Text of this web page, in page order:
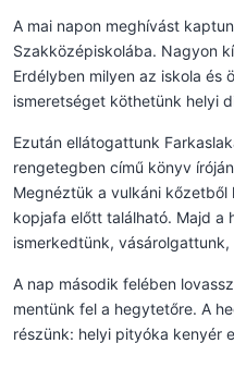
A mai napon meghívást
Szakközépiskolába. Nagyon
Erdélyben milyen az iskola és
ismeretséget köthetünk helyi
Ezután ellátogattunk
rengetegben című könyv
Megnéztük a vulkáni
kopjafa előtt található. Majd a
ismerkedtünk,
A nap második felében
mentünk fel a hegytetőre. A
részünk: helyi pityóka kenyér